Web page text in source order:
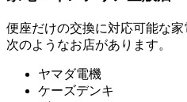
便座だけの交換に対応可能な家
次のようなお店があります。
ヤマダ電機
ケーズデンキ